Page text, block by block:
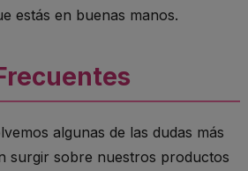
estás en buenas manos.
algunas de las dudas más
surgir sobre nuestros productos